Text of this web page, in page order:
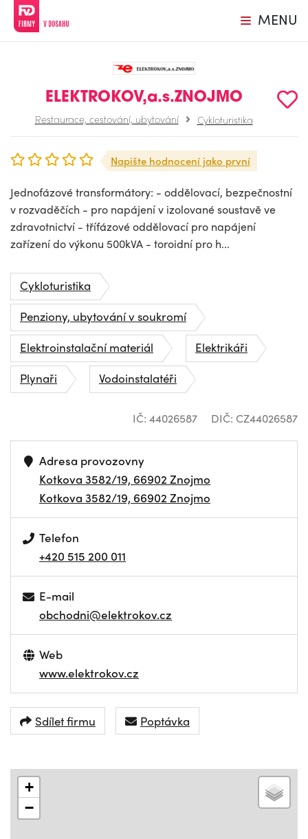
MENU
ELEKTROKOV,a.s.ZNOJMO
Restaurace, cestování, ubytování Cykloturistika
Napište hodnocení jako první
Jednofázové transformátory: - oddělovací, bezpečnostní
v rozvaděčích - pro napájení v izolované soustavě ve
zdravotnictví - třífázové oddělovací pro napájení
zařízení do výkonu 500kVA - toroidní pro h...
Cykloturistika
Penziony, ubytování v soukromí
Elektroinstalační materiál
Elektrikáři
Plynaři
Vodoinstalatéři
IČ: 44026587 DIČ: CZ44026587
Adresa provozovny
Kotkova 3582/19, 66902 Znojmo
Kotkova 3582/19, 66902 Znojmo
Telefon
+420 515 200 011
E-mail
obchodni@elektrokov.cz
Web
www.elektrokov.cz
Sdílet firmu Poptávka
+
−